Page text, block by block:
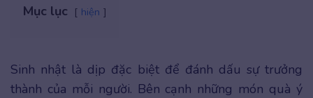
Mục lục hiện
Sinh nhật là dịp đặc biệt để đánh dấu sự trưởng
thành của mỗi người. Bên cạnh những món quà ý